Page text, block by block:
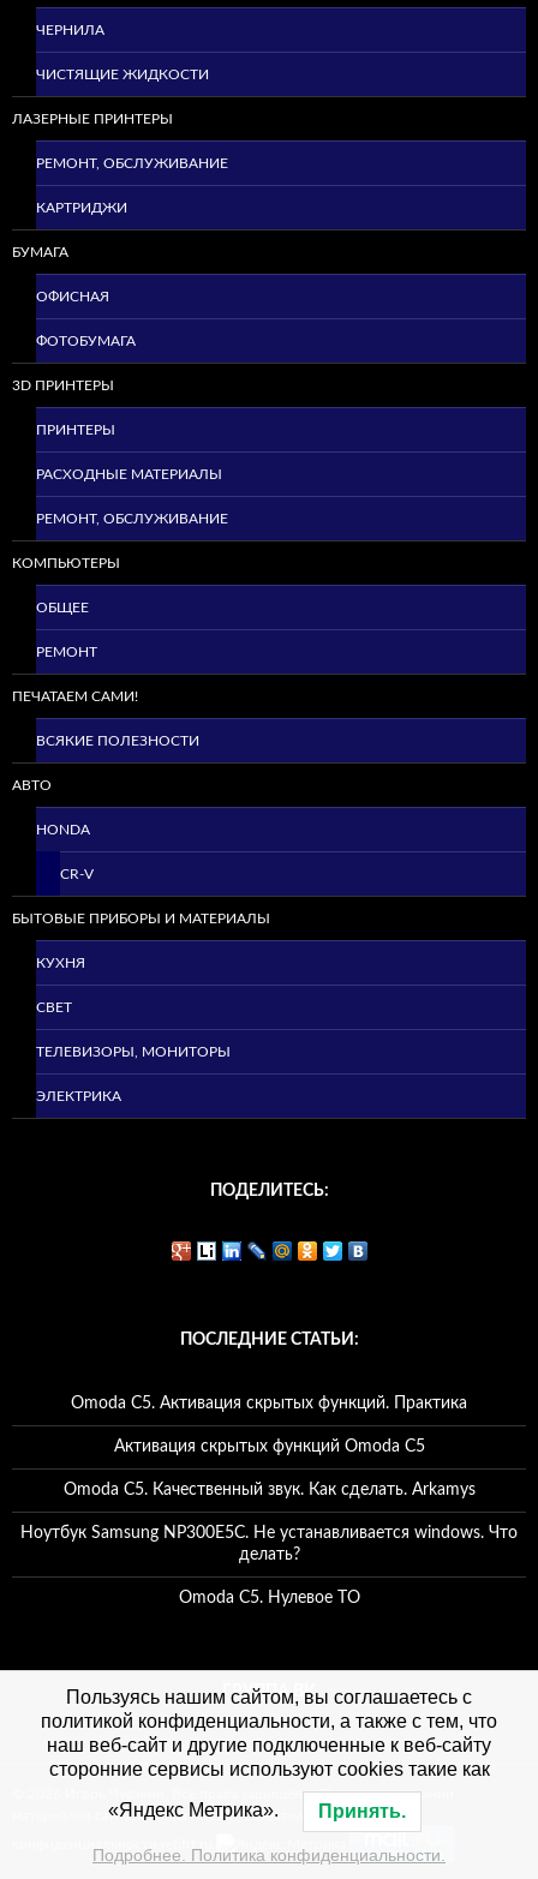
ЧЕРНИЛА
ЧИСТЯЩИЕ ЖИДКОСТИ
ЛАЗЕРНЫЕ ПРИНТЕРЫ
РЕМОНТ, ОБСЛУЖИВАНИЕ
КАРТРИДЖИ
БУМАГА
ОФИСНАЯ
ФОТОБУМАГА
3D ПРИНТЕРЫ
ПРИНТЕРЫ
РАСХОДНЫЕ МАТЕРИАЛЫ
РЕМОНТ, ОБСЛУЖИВАНИЕ
КОМПЬЮТЕРЫ
ОБЩЕЕ
РЕМОНТ
ПЕЧАТАЕМ САМИ!
ВСЯКИЕ ПОЛЕЗНОСТИ
АВТО
HONDA
CR-V
БЫТОВЫЕ ПРИБОРЫ И МАТЕРИАЛЫ
КУХНЯ
СВЕТ
ТЕЛЕВИЗОРЫ, МОНИТОРЫ
ЭЛЕКТРИКА
ПОДЕЛИТЕСЬ:
ПОСЛЕДНИЕ СТАТЬИ:
Omoda C5. Активация скрытых функций. Практика
Активация скрытых функций Omoda C5
Omoda C5. Качественный звук. Как сделать. Arkamys
Ноутбук Samsung NP300E5C. Не устанавливается windows. Что
делать?
Omoda C5. Нулевое ТО
ГРУППА ВК
© 2026 Игорь Чувакин. Все права защищены. При использовании
материалов сайта, ссылка на сайт обязательна. Политика
Пользуясь нашим сайтом, вы соглашаетесь с
политикой конфиденциальности, а также с тем, что
наш веб-сайт и другие подключенные к веб-сайту
сторонние сервисы используют cookies такие как
«Яндекс Метрика». Принять.
Подробнее. Политика конфиденциальности.